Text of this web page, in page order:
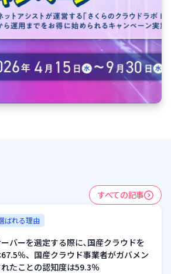
すべての記事
ばれる理由
バーを選定する際に､国産クラウドを
％、国産クラウド事業者がガバメン
たことの認知度は59.3％